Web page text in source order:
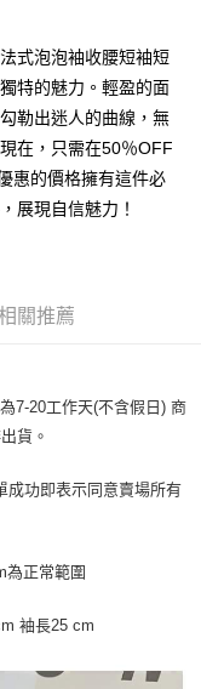
付方式。 讓您購物簡單
轉至「AFTEE先享後付」
結帳。
需要取消訂單，請聯絡
效，需透過AFTEE先享
面顯示為準，若有關於
請聯繫「AFTEE先享後付
support/home
式泡泡袖收腰短袖短
特的魅力。輕盈的面
勒出迷人的曲線，無
在，只需在50％OFF
惠的價格擁有這件必
展現自信魅力！
關推薦
7-20工作天(不含假日) 商
貨。
成功即表示同意賣場所有
為正常範圍
袖長25 cm